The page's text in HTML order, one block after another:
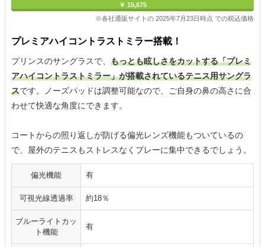
￥ 15,675
※各社通販サイトの 2025年7月23日時点 での税込価格
プレミアハイコントラストミラー搭載！
プリンスのサングラスで、 もっとも眩しさをカットする「プレミ
アハイコントラストミラー」が搭載されているテニス用サングラ
スです。ノーズパッドは調整可能なので、ご自身の鼻の高さに合
わせて快適な角度にできます。
コートからの照り返しが防げる偏光レンズ機能もついているの
で、屋外のテニスもストレスなくプレーに集中できるでしょう。
偏光機能 有
可視光線透過率 約18％
ブルーライトカッ
ト機能
有